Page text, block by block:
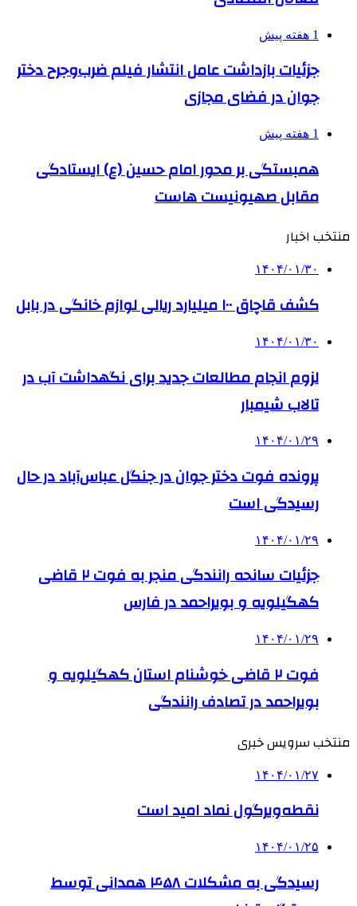
1 هفته پیش
جزئیات بازداشت عامل انتشار فیلم ضرب‌وجرح دختر
جوان در فضای مجازی
1 هفته پیش
همبستگی بر محور امام حسین (ع) ایستادگی
مقابل صهیونیست هاست
منتخب اخبار
۱۴۰۴/۰۱/۳۰
کشف قاچاق ۱۰۰ میلیارد ریالی لوازم خانگی در بابل
۱۴۰۴/۰۱/۳۰
لزوم انجام مطالعات جدید برای نگهداشت آب در
تالاب شیمبار
۱۴۰۴/۰۱/۲۹
پرونده فوت دختر جوان در جنگل عباس‌آباد در حال
رسیدگی است
۱۴۰۴/۰۱/۲۹
جزئیات سانحه رانندگی منجر به فوت ۲ قاضی
کهگیلویه و بویراحمد در فارس
۱۴۰۴/۰۱/۲۹
فوت ۲ قاضی خوشنام استان کهگیلویه و
بویراحمد در تصادف رانندگی
منتخب سرویس خبری
۱۴۰۴/۰۱/۲۷
نقطه‌ویرگول نماد امید است
۱۴۰۴/۰۱/۲۵
رسیدگی به مشکلات ۴۵۸ همدانی توسط